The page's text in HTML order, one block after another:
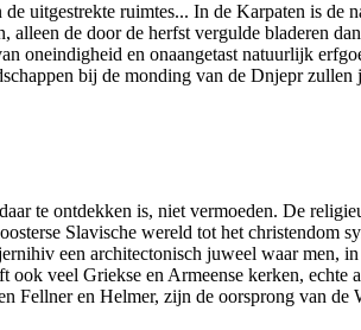
uitgestrekte ruimtes... In de Karpaten is
de door de herfst vergulde bladeren
oneindigheid en onaangetast natuurlijk
bij de monding van de Dnjepr
te ontdekken is, niet vermoeden. De
Slavische wereld tot het christendom
een architectonisch juweel waar men,
veel Griekse en Armeense kerken, echte
Fellner en Helmer, zijn de oorsprong van de